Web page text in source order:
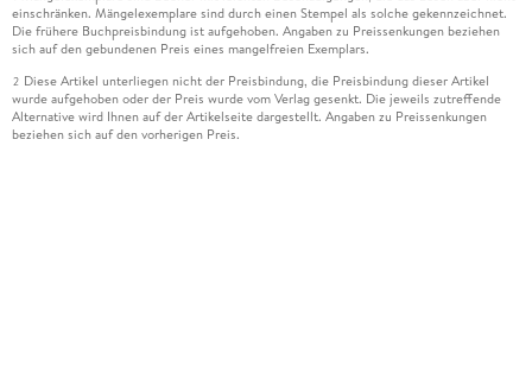
einschränken. Mängelexemplare sind durch einen Stempel als solche gekennzeichnet.
Die frühere Buchpreisbindung ist aufgehoben. Angaben zu Preissenkungen beziehen
sich auf den gebundenen Preis eines mangelfreien Exemplars.
2 Diese Artikel unterliegen nicht der Preisbindung, die Preisbindung dieser Artikel
wurde aufgehoben oder der Preis wurde vom Verlag gesenkt. Die jeweils zutreffende
Alternative wird Ihnen auf der Artikelseite dargestellt. Angaben zu Preissenkungen
beziehen sich auf den vorherigen Preis.